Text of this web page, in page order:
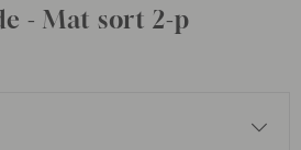
- Mat sort 2-p